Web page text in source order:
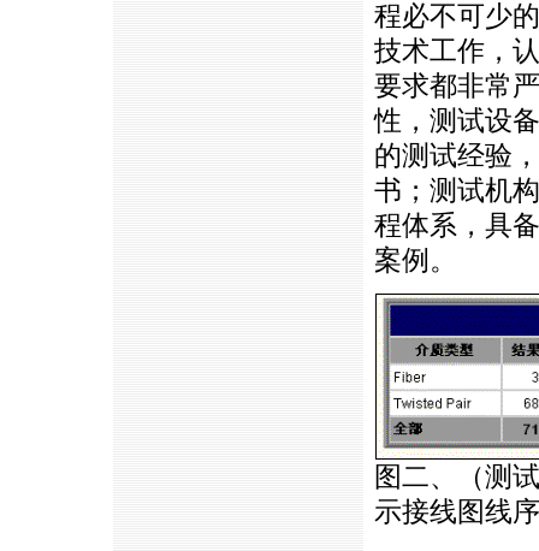
程必不可少
技术工作，
要求都非常
性，测试设
的测试经验
书；测试机
程体系，具
案例。
图二、（测
示接线图线